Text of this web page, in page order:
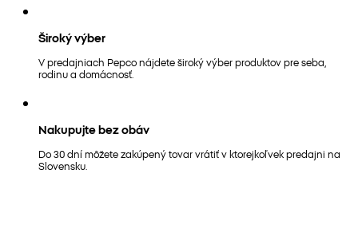
Široký výber
V predajniach Pepco nájdete široký výber produktov pre seba,
rodinu a domácnosť.
Nakupujte bez obáv
Do 30 dní môžete zakúpený tovar vrátiť v ktorejkoľvek predajni na
Slovensku.